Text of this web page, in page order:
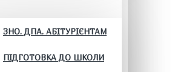
ЗНО. ДПА. АБІТУРІЄНТАМ
ПІДГОТОВКА ДО ШКОЛИ